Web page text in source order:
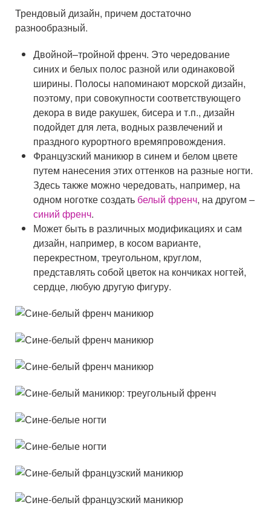
Трендовый дизайн, причем достаточно
разнообразный.
Двойной–тройной френч. Это чередование
синих и белых полос разной или одинаковой
ширины. Полосы напоминают морской дизайн,
поэтому, при совокупности соответствующего
декора в виде ракушек, бисера и т.п., дизайн
подойдет для лета, водных развлечений и
праздного курортного времяпровождения.
Французский маникюр в синем и белом цвете
путем нанесения этих оттенков на разные ногти.
Здесь также можно чередовать, например, на
одном ноготке создать белый френч, на другом –
синий френч.
Может быть в различных модификациях и сам
дизайн, например, в косом варианте,
перекрестном, треугольном, круглом,
представлять собой цветок на кончиках ногтей,
сердце, любую другую фигуру.